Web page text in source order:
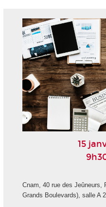
15
Cnam, 40 rue des Jeûneurs,
Grands Boulevards), salle A